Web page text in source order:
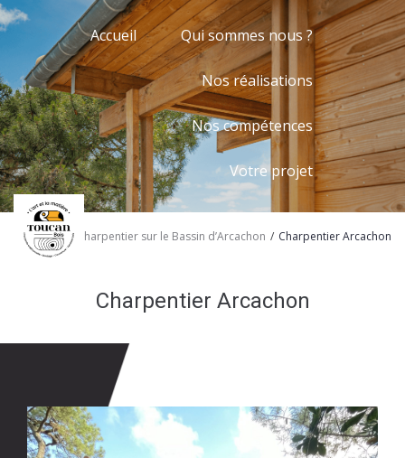
Accueil Qui sommes nous ?
Nos réalisations
Nos compétences
Votre projet
Home / Charpentier sur le Bassin d’Arcachon / Charpentier Arcachon
Charpentier Arcachon